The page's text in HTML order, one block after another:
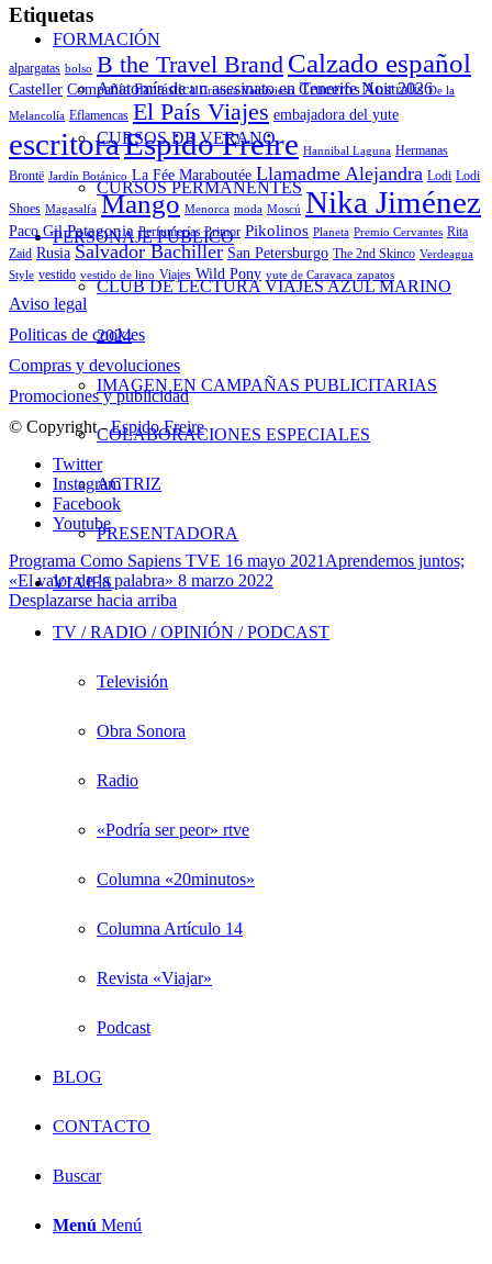
FORMACIÓN
Anatomía de un asesinato en Tenerife Noir 2026
CURSOS DE VERANO
CURSOS PERMANENTES
PERSONAJE PÚBLICO
CLUB DE LECTURA VIAJES AZUL MARINO
2024
IMAGEN EN CAMPAÑAS PUBLICITARIAS
COLABORACIONES ESPECIALES
ACTRIZ
PRESENTADORA
VIAJES
TV / RADIO / OPINIÓN / PODCAST
Televisión
Obra Sonora
Radio
«Podría ser peor» rtve
Columna «20minutos»
Columna Artículo 14
Revista «Viajar»
Podcast
BLOG
CONTACTO
Buscar
Menú Menú
Etiquetas
alpargatas bolso B the Travel Brand Calzado español
Casteller Compañía Fantástica Cristina Valdivieso Cruceros Australis De la
Melancolía Eflamencas El País Viajes embajadora del yute
escritoraEspido Freire Hannibal Laguna Hermanas
Brontë Jardín Botánico La Fée Maraboutée Llamadme Alejandra Lodi Lodi
Shoes Magasalfa Mango Menorca moda Moscú Nika Jiménez
Paco Gil Patagonia Perfumerías Primor Pikolinos Planeta Premio Cervantes Rita
Zaid Rusia Salvador Bachiller San Petersburgo The 2nd Skinco Verdeagua
Style vestido vestido de lino Viajes Wild Pony yute de Caravaca zapatos
Aviso legal
Politicas de cookies
Compras y devoluciones
Promociones y publicidad
© Copyright -Espido Freire
Twitter
Instagram
Facebook
Youtube
Programa Como Sapiens TVE 16 mayo 2021 Aprendemos juntos;
«El valor de la palabra» 8 marzo 2022
Desplazarse hacia arriba